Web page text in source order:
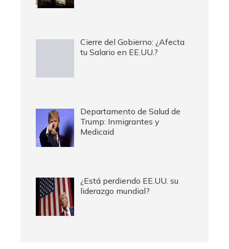
Cierre del Gobierno: ¿Afecta
tu Salario en EE.UU.?
Departamento de Salud de
Trump: Inmigrantes y
Medicaid
¿Está perdiendo EE.UU. su
liderazgo mundial?